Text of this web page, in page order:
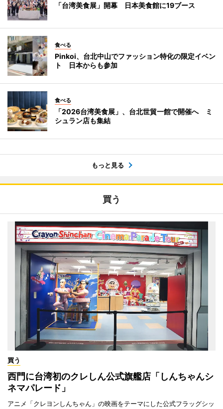
「台湾美食展」開幕 日本美食館に19ブース
食べる
Pinkoi、台北中山でファッション特化の限定イベン
ト 日本からも参加
食べる
「2026台湾美食展」、台北世貿一館で開催へ ミ
シュラン店も集結
もっと見る
買う
買う
西門に台湾初のクレしん公式旗艦店「しんちゃんシ
ネマパレード」
アニメ「クレヨンしんちゃん」の映画をテーマにした公式フラッグシッ